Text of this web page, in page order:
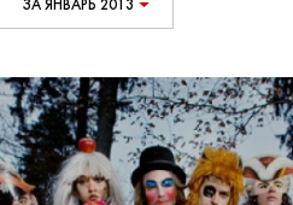
ЗА ЯНВАРЬ 2013